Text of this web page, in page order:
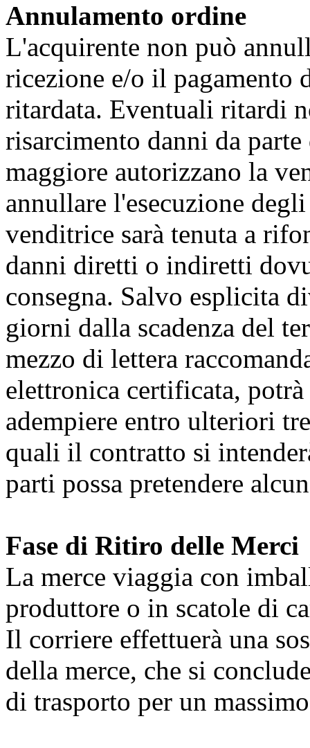
Annulamento ordine
L'acquirente non può
ricezione e/o il pagamento
ritardata. Eventuali ritardi
risarcimento danni da
maggiore autorizzano la
annullare l'esecuzione
venditrice sarà tenuta a
danni diretti o indiretti
consegna. Salvo esplicita
giorni dalla scadenza del
mezzo di lettera
elettronica certificata,
adempiere entro ulteriori
quali il contratto si
parti possa pretendere
Fase di Ritiro delle Merci
La merce viaggia con
produttore o in scatole di
Il corriere effettuerà una
della merce, che si
di trasporto per un